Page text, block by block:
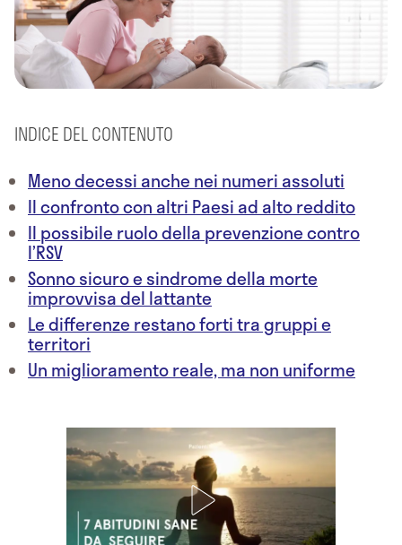
INDICE DEL CONTENUTO
Meno decessi anche nei numeri assoluti
Il confronto con altri Paesi ad alto reddito
Il possibile ruolo della prevenzione contro
l’RSV
Sonno sicuro e sindrome della morte
improvvisa del lattante
Le differenze restano forti tra gruppi e
territori
Un miglioramento reale, ma non uniforme